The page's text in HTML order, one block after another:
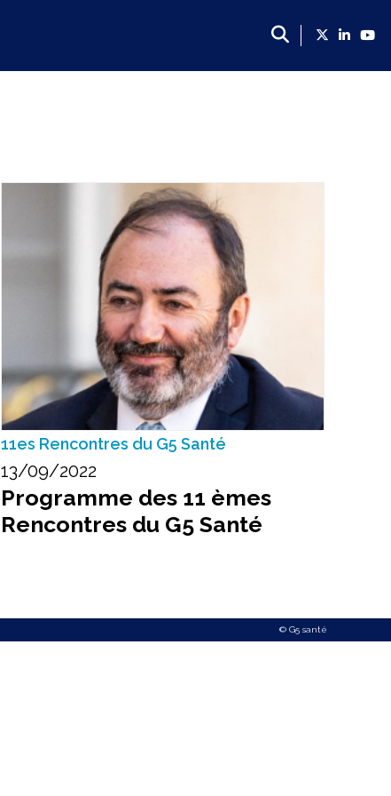
11es Rencontres du G5 Santé
13/09/2022
Programme des 11 èmes
Rencontres du G5 Santé
© G5 santé